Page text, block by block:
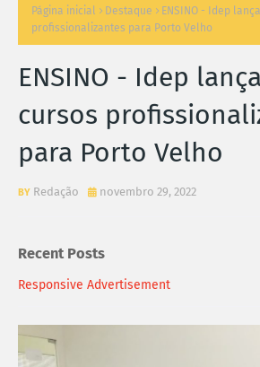
Página inicial Destaque
ENSINO - Idep
profissionalizantes para Porto Velho
ENSINO - Idep
cursos
para Porto Velho
Redação novembro 29, 2022
Recent Posts
Responsive Advertisement